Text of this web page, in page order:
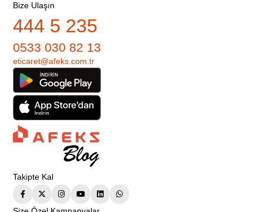
Bize Ulaşın
444 5 235
0533 030 82 13
eticaret@afeks.com.tr
Takipte Kal